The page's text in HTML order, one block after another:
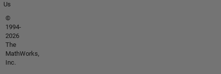
Us
©
1994-
2026
The
MathWorks,
Inc.